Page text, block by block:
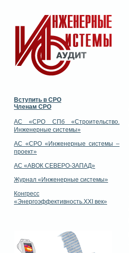
Вступить в СРО
Членам СРО
АС «СРО СПб «Строительство.
Инженерные системы»
АС «СРО «Инженерные системы –
проект»
АС «АВОК СЕВЕРО-ЗАПАД»
Журнал «Инженерные системы»
Конгресс
«Энергоэффективность.XXI век»